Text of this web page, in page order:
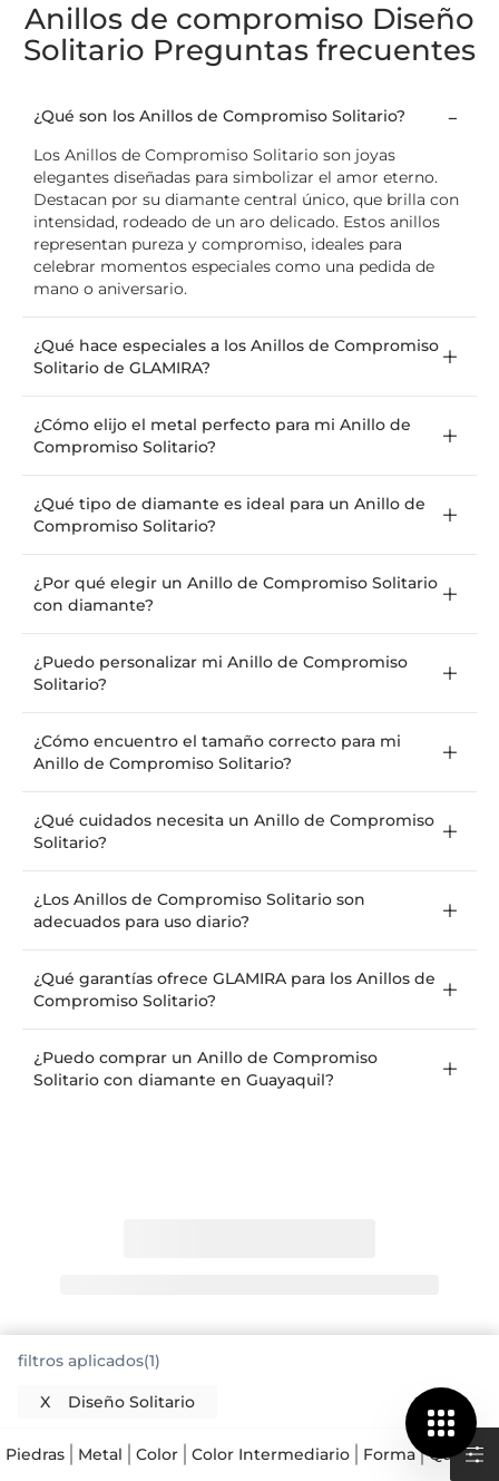
Anillos de compromiso Diseño
Solitario Preguntas frecuentes
¿Qué son los Anillos de Compromiso Solitario?
Los Anillos de Compromiso Solitario son joyas
elegantes diseñadas para simbolizar el amor eterno.
Destacan por su diamante central único, que brilla con
intensidad, rodeado de un aro delicado. Estos anillos
representan pureza y compromiso, ideales para
celebrar momentos especiales como una pedida de
mano o aniversario.
¿Qué hace especiales a los Anillos de Compromiso
Solitario de GLAMIRA?
¿Cómo elijo el metal perfecto para mi Anillo de
Compromiso Solitario?
¿Qué tipo de diamante es ideal para un Anillo de
Compromiso Solitario?
¿Por qué elegir un Anillo de Compromiso Solitario
con diamante?
¿Puedo personalizar mi Anillo de Compromiso
Solitario?
¿Cómo encuentro el tamaño correcto para mi
Anillo de Compromiso Solitario?
¿Qué cuidados necesita un Anillo de Compromiso
Solitario?
¿Los Anillos de Compromiso Solitario son
adecuados para uso diario?
¿Qué garantías ofrece GLAMIRA para los Anillos de
Compromiso Solitario?
¿Puedo comprar un Anillo de Compromiso
Solitario con diamante en Guayaquil?
filtros aplicados(1)
X Diseño Solitario
Piedras Metal Color Color Intermediario Forma Quilates